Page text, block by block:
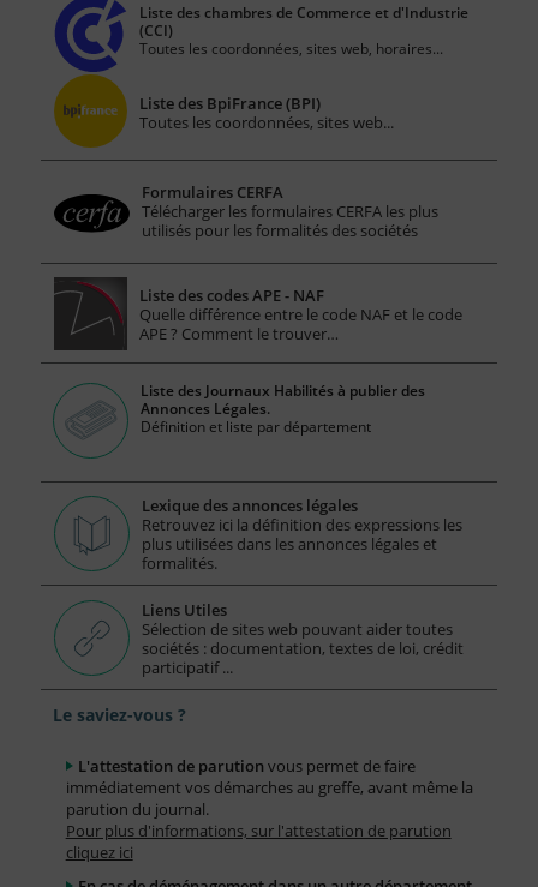
Liste des chambres de Commerce et d'Industrie
(CCI)
Toutes les coordonnées, sites web, horaires...
Liste des BpiFrance (BPI)
Toutes les coordonnées, sites web...
Formulaires CERFA
Télécharger les formulaires CERFA les plus
utilisés pour les formalités des sociétés
Liste des codes APE - NAF
Quelle différence entre le code NAF et le code
APE ? Comment le trouver…
Liste des Journaux Habilités à publier des
Annonces Légales.
Définition et liste par département
Lexique des annonces légales
Retrouvez ici la définition des expressions les
plus utilisées dans les annonces légales et
formalités.
Liens Utiles
Sélection de sites web pouvant aider toutes
sociétés : documentation, textes de loi, crédit
participatif ...
Le saviez-vous ?
L'attestation de parution vous permet de faire
immédiatement vos démarches au greffe, avant même la
parution du journal.
Pour plus d'informations, sur l'attestation de parution
cliquez ici